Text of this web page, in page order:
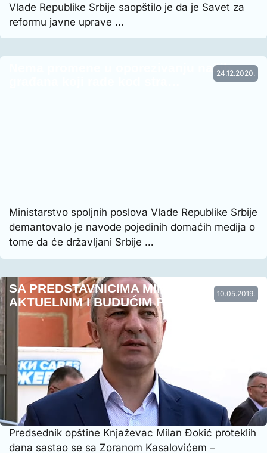
Vlade Republike Srbije saopštilo je da je Savet za
reformu javne uprave …
24.12.2020.
Nema promene u oporezivanju naših
Ministarstvo spoljnih poslova Vlade Republike Srbije
demantovalo je navode pojedinih domaćih medija o
tome da će državljani Srbije …
10.05.2019.
SA PREDSTAVNICIMA MINISTARSTVA O
AKTUELNIM I BUDUĆIM PROJEKT…
Predsednik opštine Knjaževac Milan Đokić proteklih
dana sastao se sa Zoranom Kasalovićem –